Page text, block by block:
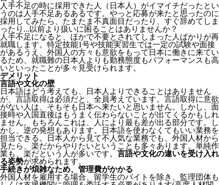
人手不足の時に採用できた人（日本人）がイマイチだったとい
うのは人手不足あるあるです。やっと応募が来たと思ったのに
採用してみたら、たまたま不真面目だったり、すぐ辞めてしま
ったり...以前より扱いに困ることはありませんか？
人手不足になると、ほかで不要とされてしまった人ばかりが再
就職します。特定技能1号や技能実習生では一定の試験や面接
があるうえ、外国人の方々も意欲をもって日本に働きに来てい
るため、就職難の日本人よりも勤務態度もパフォーマンスも高
いといったことが多々見受けられます。
デメリット
言語や文化の壁
日本語はどう考えても、日本人よりできることはありません
が、言語取得は必須だと、全員考えています。言語取得に意欲
がない人は、そもそも日本へ来たいと思いません。しかし、面
接時や入国直後はもうまく伝わらないことが出てくるかもしれ
ません。
もちろんこれは、人により最も差が出る部分です。し
かし、逆の発想もあります。日本語を使わなくてもいい業務を
担当できる。日本人から見て不人気な業務でも、外国人材から
見たら、楽だからやりたいということも多々あります。単純作
業も、楽だという人が多いです。 言語や文化の違いを受け入れ
る姿勢が求められます。
手続きが煩雑なため、管理費がかかる
外国人材を雇用する場合、留学生のバイトを除き、 監理団体も